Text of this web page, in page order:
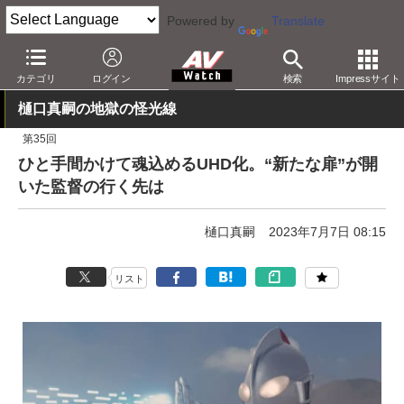
Powered by Translate
カテゴリ ログイン 検索 Impressサイト
AV Watch コンテンツ・サービス BD/DVD
樋口真嗣の地獄の怪光線
第35回
ひと手間かけて魂込めるUHD化。“新たな扉”が開
いた監督の行く先は
樋口真嗣 2023年7月7日 08:15
リスト